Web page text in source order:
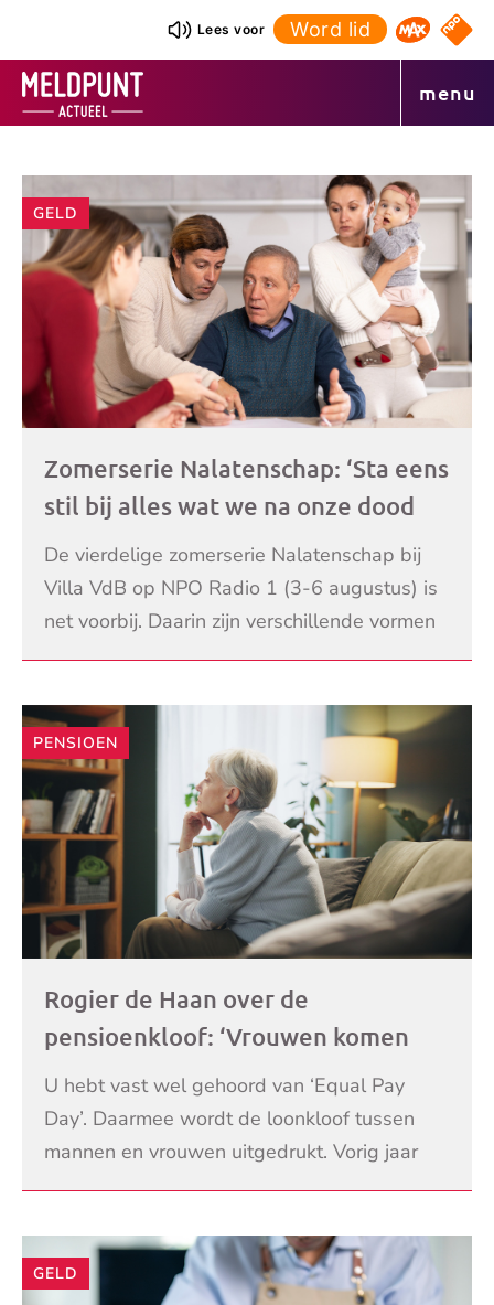
inhoud
Lees voor Word lid Omroep
NPO
menu
Andere
artikelen
GELD
Zomerserie Nalatenschap: ‘Sta eens
stil bij alles wat we na onze dood
achterlaten’
De vierdelige zomerserie Nalatenschap bij
Villa VdB op NPO Radio 1 (3-6 augustus) is
net voorbij. Daarin zijn verschillende vormen
van nalaten aan bod gekomen. Lees de
LEES VERDER
PENSIOEN
Rogier de Haan over de
pensioenkloof: ‘Vrouwen komen
fors tekort’
U hebt vast wel gehoord van ‘Equal Pay
Day’. Daarmee wordt de loonkloof tussen
mannen en vrouwen uitgedrukt. Vorig jaar
was het verschil in beloning gemiddeld bijna
LEES VERDER
GELD